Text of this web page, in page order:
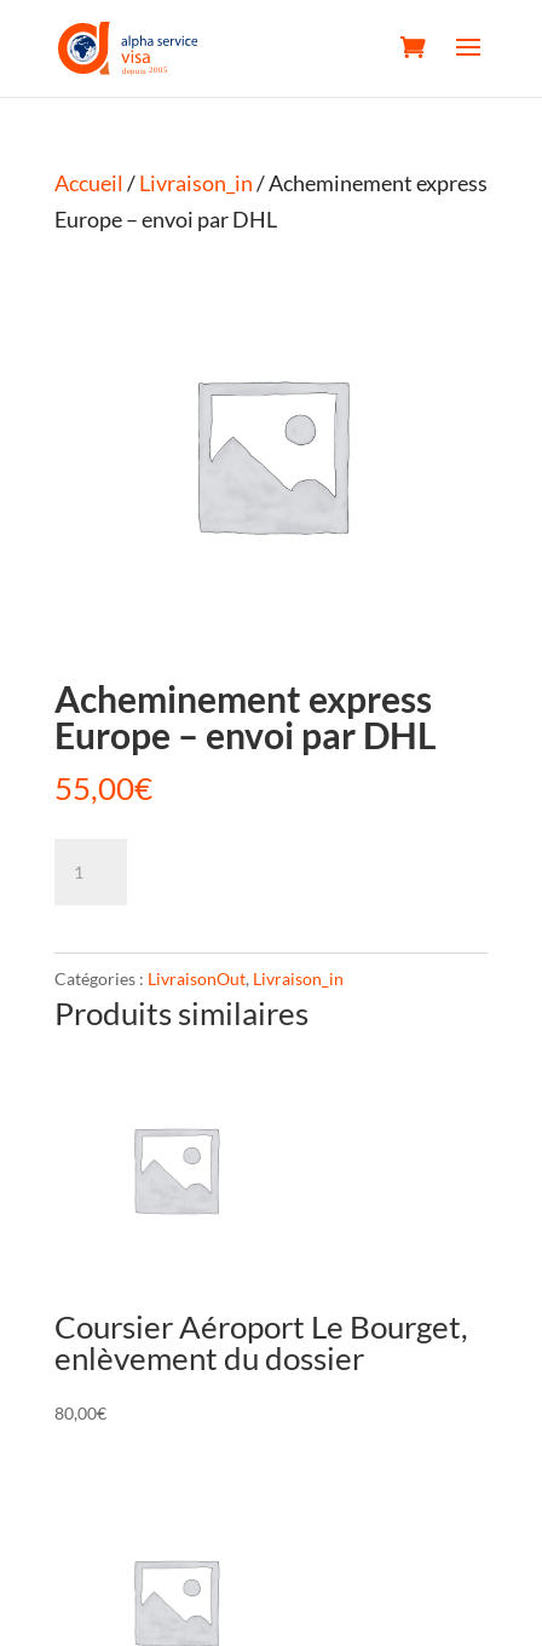
Accueil/Livraison_in/ Acheminement express
Europe – envoi par DHL
Acheminement express
Europe – envoi par DHL
55,00€
Europe
Catégories : LivraisonOut, Livraison_in
Produits similaires
Coursier Aéroport Le Bourget,
enlèvement du dossier
80,00€